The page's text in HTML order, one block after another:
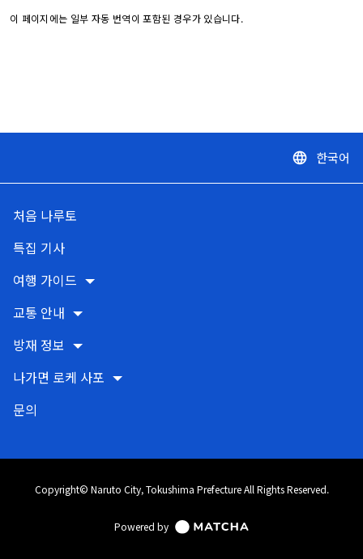
이 페이지에는 일부 자동 번역이 포함된 경우가 있습니다.
language 한국어
처음 나루토
특집 기사
여행 가이드
교통 안내
방재 정보
나가면 로케 사포
문의
Copyright© Naruto City, Tokushima Prefecture All Rights Reserved.
Powered by